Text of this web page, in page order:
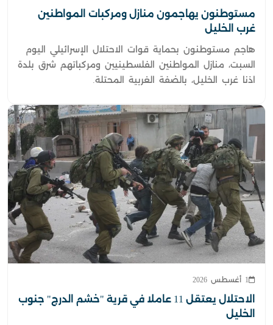
مستوطنون يهاجمون منازل ومركبات المواطنين
غرب الخليل
هاجم مستوطنون بحماية قوات الاحتلال الإسرائيلي اليوم
السبت، منازل المواطنين الفلسطينيين ومركباتهم شرق بلدة
اذنا غرب الخليل، بالضفة الغربية المحتلة.
1 أغسطس 2026
الاحتلال يعتقل 11 عاملا في قرية "خشم الدرج" جنوب
الخليل